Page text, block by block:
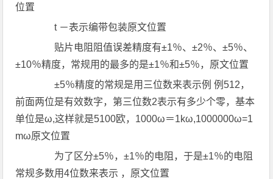
位置
t －表示编带包装原文位置
贴片电阻阻值误差精度有±1％、±2％、±5％、
±10％精度，常规用的最多的是±1％和±5％，原文位置
±5％精度的常规是用三位数来表示例 例512，
前面两位是有效数字，第三位数2表示有多少个零，基本
单位是ω,这样就是5100欧，1000ω＝1kω,1000000ω=1
mω原文位置
为了区分±5％，±1％的电阻，于是±1％的电阻
常规多数用4位数来表示 ，原文位置